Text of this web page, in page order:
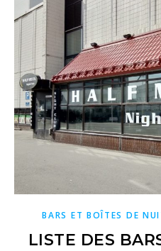
BARS ET BOÎTES DE
LISTE DES